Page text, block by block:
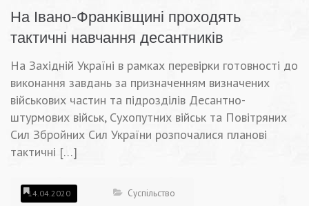
На Івано-Франківщині проходять
тактичні навчання десантників
На Західній Україні в рамках перевірки готовності до
виконання завдань за призначенням визначених
військових частин та підрозділів Десантно-
штурмових військ, Сухопутних військ та Повітряних
Сил Збройних Сил України розпочалися планові
тактичні […]
14.04.2020 Суспільство